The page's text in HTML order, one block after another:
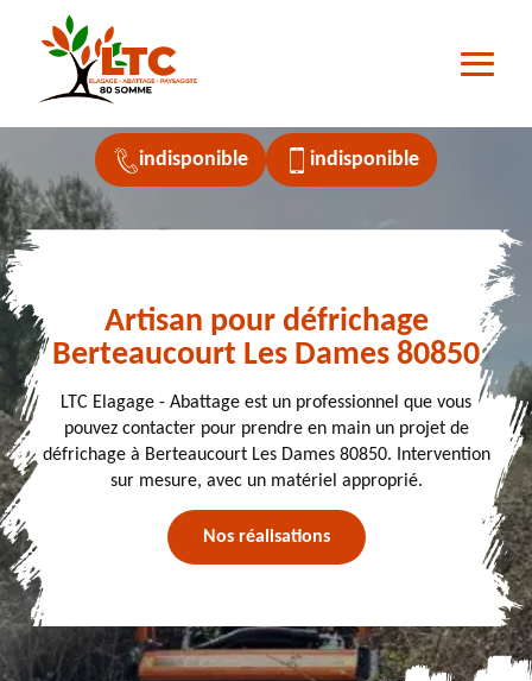
indisponible indisponible
Artisan pour défrichage
Berteaucourt Les Dames 80850
LTC Elagage - Abattage est un professionnel que vous
pouvez contacter pour prendre en main un projet de
défrichage à Berteaucourt Les Dames 80850. Intervention
sur mesure, avec un matériel approprié.
Nos réalisations